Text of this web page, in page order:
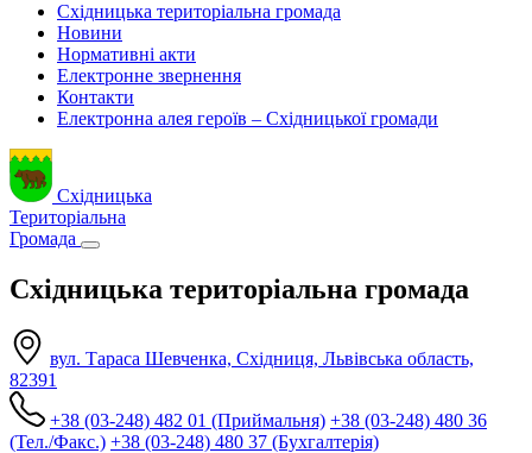
Східницька територіальна громада
Новини
Нормативні акти
Електронне звернення
Контакти
Електронна алея героїв – Східницької громади
Східницька
Територіальна
Громада
Східницька територіальна громада
вул. Тараса Шевченка, Східниця, Львівська область,
82391
+38 (03-248) 482 01 (Приймальня) +38 (03-248) 480 36
(Тел./Факс.) +38 (03-248) 480 37 (Бухгалтерія)